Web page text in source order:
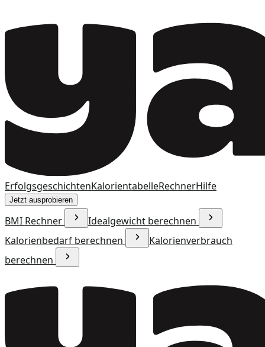
ErfolgsgeschichtenKalorientabelleRechnerHilfe
Jetzt ausprobieren
BMI Rechner
Idealgewicht berechnen
Kalorienbedarf berechnen
Kalorienverbrauch
berechnen